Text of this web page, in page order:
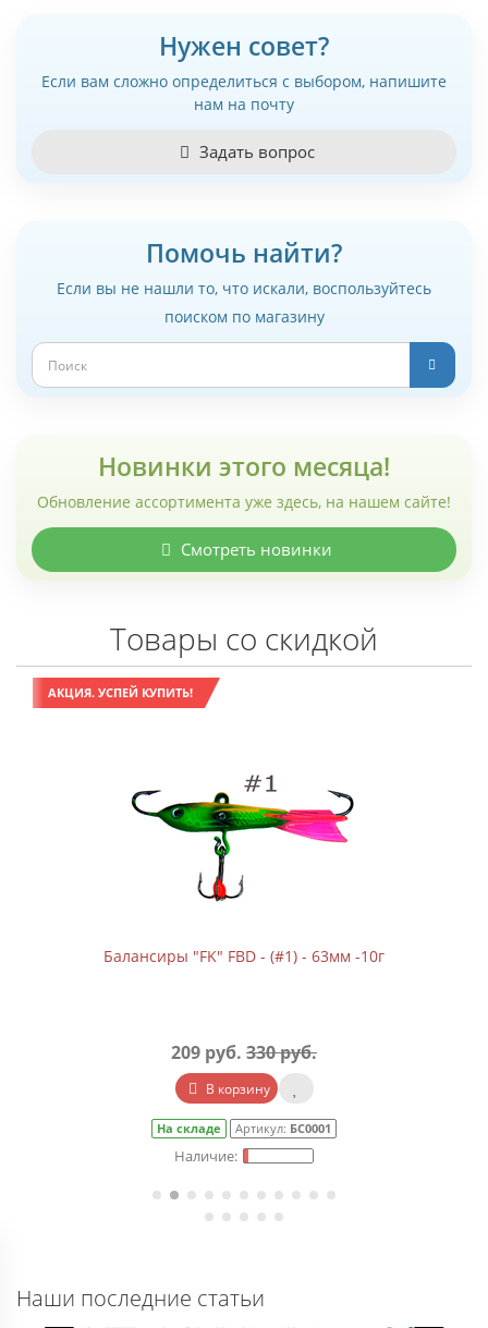
Нужен совет?
Если вам сложно определиться с выбором, напишите
нам на почту
Задать вопрос
Помочь найти?
Если вы не нашли то, что искали, воспользуйтесь
поиском по магазину
Новинки этого месяца!
Обновление ассортимента уже здесь, на нашем сайте!
Смотреть новинки
Товары со скидкой
АКЦИЯ. УСПЕЙ КУПИТЬ!
Балансиры "FK" FBD - (#1) - 63мм -10г
209 руб. 330 руб.
В корзину
На складе Артикул: БС0001
Наши последние статьи